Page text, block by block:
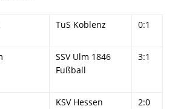
TuS Koblenz 0:1
SSV Ulm 1846
Fußball
3:1
KSV Hessen
2:0